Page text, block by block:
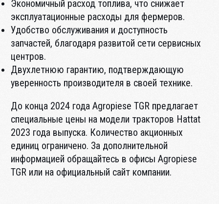
Экономичный расход топлива, что снижает
эксплуатационные расходы для фермеров.
Удобство обслуживания и доступность
запчастей, благодаря развитой сети сервисных
центров.
Двухлетнюю гарантию, подтверждающую
уверенность производителя в своей технике.
До конца 2024 года Agropiese TGR предлагает
специальные цены на модели тракторов Hattat
2023 года выпуска. Количество акционных
единиц ограничено. За дополнительной
информацией обращайтесь в офисы Agropiese
TGR или на официальный сайт компании.